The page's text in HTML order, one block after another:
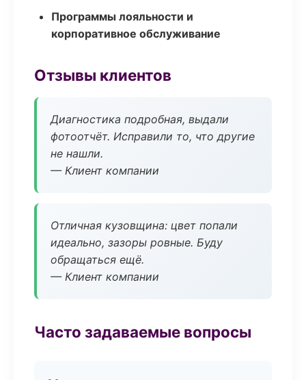
Программы лояльности и
корпоративное обслуживание
Отзывы клиентов
Диагностика подробная, выдали
фотоотчёт. Исправили то, что другие
не нашли.
— Клиент компании
Отличная кузовщина: цвет попали
идеально, зазоры ровные. Буду
обращаться ещё.
— Клиент компании
Часто задаваемые вопросы